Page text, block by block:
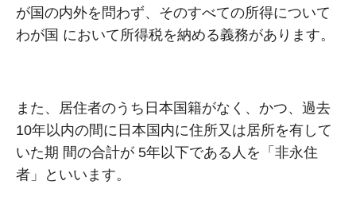
が国の内外を問わず、そのすべての所得について
わが国 において所得税を納める義務があります。
また、居住者のうち⽇本国籍がなく、かつ、過去
10年以内の間に⽇本国内に住所⼜は居所を有して
いた期 間の合計が 5年以下である⼈を「⾮永住
者」といいます。